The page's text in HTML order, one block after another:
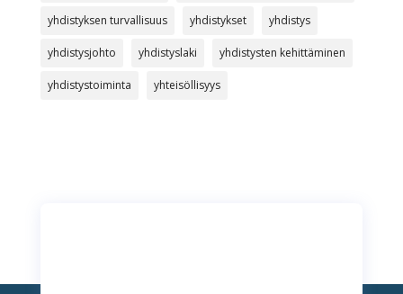
yhdistyksen turvallisuus yhdistykset yhdistys
yhdistysjohto yhdistyslaki yhdistysten kehittäminen
yhdistystoiminta yhteisöllisyys